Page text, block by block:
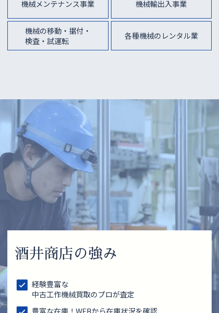
機械メンテナンス事業 機械輸出入事業
機械の移動・据付・
検査・試運転
各種機械のレンタル業
酒井商店の強み
経験豊富な
中古工作機械買取のプロが査定